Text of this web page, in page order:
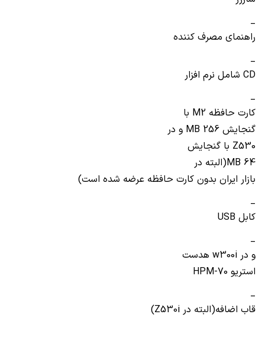
_
راهنمای مصرف کننده
_
CD شامل نرم افزار
_
کارت حافظه M2 با
گنجایش
MB 256 و در
Z530 با گنجایش
MB 64(البته در
بازار ایران بدون کارت حافظه عرضه شده است)
_
کابل USB
_
و در w300i هدست
استریو HPM-70
_
قاب اضافه(البته در Z530i
)